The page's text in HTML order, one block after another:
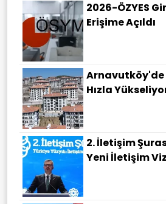
2026-ÖZYES
Erişime Açıldı
Arnavutköy'de
Hızla
2. İletişim
Yeni İletişim